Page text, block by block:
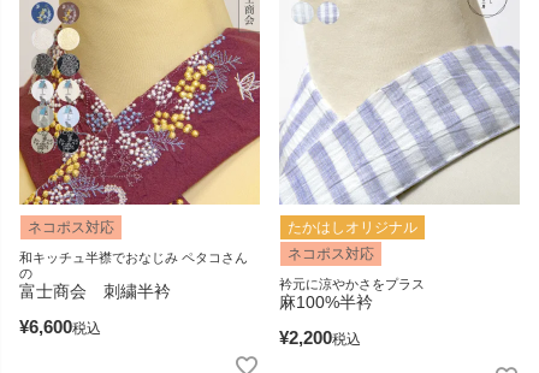
ネコポス対応
和キッチュ半襟でおなじみ ペタコさん
の
富士商会 刺繍半衿
¥6,600税込
たかはしオリジナル
ネコポス対応
衿元に涼やかさをプラス
麻100%半衿
¥2,200税込